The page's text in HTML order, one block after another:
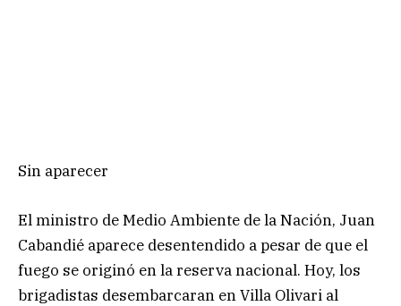
Sin aparecer
El ministro de Medio Ambiente de la Nación, Juan
Cabandié aparece desentendido a pesar de que el
fuego se originó en la reserva nacional. Hoy, los
brigadistas desembarcaran en Villa Olivari al